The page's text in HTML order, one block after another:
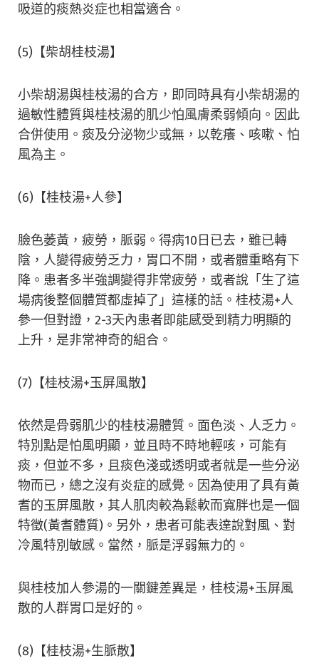
吸道的痰熱炎症也相當適合。
(5)【柴胡桂枝湯】
小柴胡湯與桂枝湯的合方，即同時具有小柴胡湯的
過敏性體質與桂枝湯的肌少怕風膚柔弱傾向。因此
合併使用。痰及分泌物少或無，以乾癢、咳嗽、怕
風為主。
(6)【桂枝湯+人參】
臉色萎黃，疲勞，脈弱。得病10日已去，雖已轉
陰，人變得疲勞乏力，胃口不開，或者體重略有下
降。患者多半強調變得非常疲勞，或者說「生了這
場病後整個體質都虛掉了」這樣的話。桂枝湯+人
參一但對證，2-3天內患者即能感受到精力明顯的
上升，是非常神奇的組合。
(7)【桂枝湯+玉屏風散】
依然是骨弱肌少的桂枝湯體質。面色淡、人乏力。
特別點是怕風明顯，並且時不時地輕咳，可能有
痰，但並不多，且痰色淺或透明或者就是一些分泌
物而已，總之沒有炎症的感覺。因為使用了具有黃
耆的玉屏風散，其人肌肉較為鬆軟而寬胖也是一個
特徵(黃耆體質)。另外，患者可能表達說對風、對
冷風特別敏感。當然，脈是浮弱無力的。
與桂枝加人參湯的一關鍵差異是，桂枝湯+玉屏風
散的人群胃口是好的。
(8)【桂枝湯+生脈散】